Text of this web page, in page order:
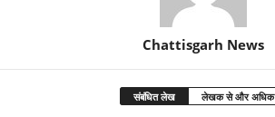
Chattisgarh News
संबंधित लेख लेखक से और अधिक